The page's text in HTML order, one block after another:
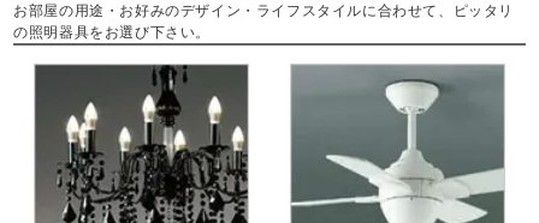
お部屋の用途・お好みのデザイン・ライフスタイルに合わせて、ピッタリ
の照明器具をお選び下さい。